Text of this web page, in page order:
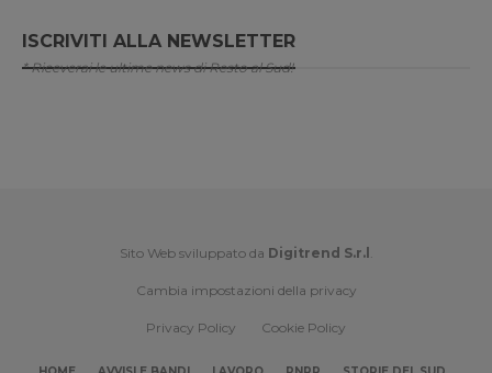
ISCRIVITI ALLA NEWSLETTER
* Riceverai le ultime news di Resto al Sud!
Sito Web sviluppato da Digitrend S.r.l
Cambia impostazioni della privacy
Privacy Policy Cookie Policy